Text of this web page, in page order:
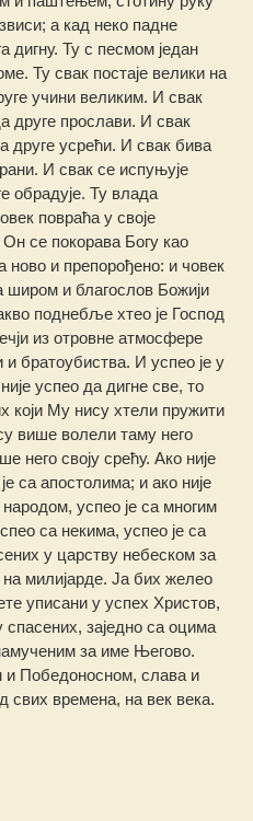
а кад неко падне
дигну. Ту с песмом један
Ту свак постаје велики на
учини великим. И свак
друге прослави. И свак
друге усрећи. И свак бива
И свак се испуњује
обрадује. Ту влада
повраћа у своје
се покорава Богу као
и препорођено: и човек
широм и благослов Божији
поднебље хтео је Господ
из отровне атмосфере
братоубиства. И успео је у
успео да дигне све, то
који Му нису хтели пружити
више волели таму него
него своју срећу. Ако није
са апостолима; и ако није
народом, успео је са многим
са некима, успео је са
у царству небеском за
милијарде. Ја бих желео
уписани у успех Христов,
спасених, заједно са оцима
за име Његово.
Победоносном, слава и
свих времена, на век века.